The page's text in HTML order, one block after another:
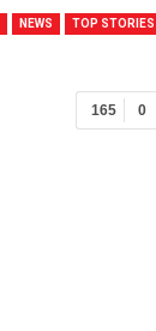
NEWS TOP STORIES
0
165